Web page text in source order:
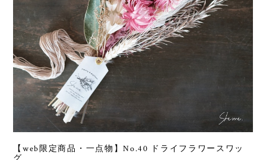
【web限定商品・一点物】No.40 ドライフラワースワッ